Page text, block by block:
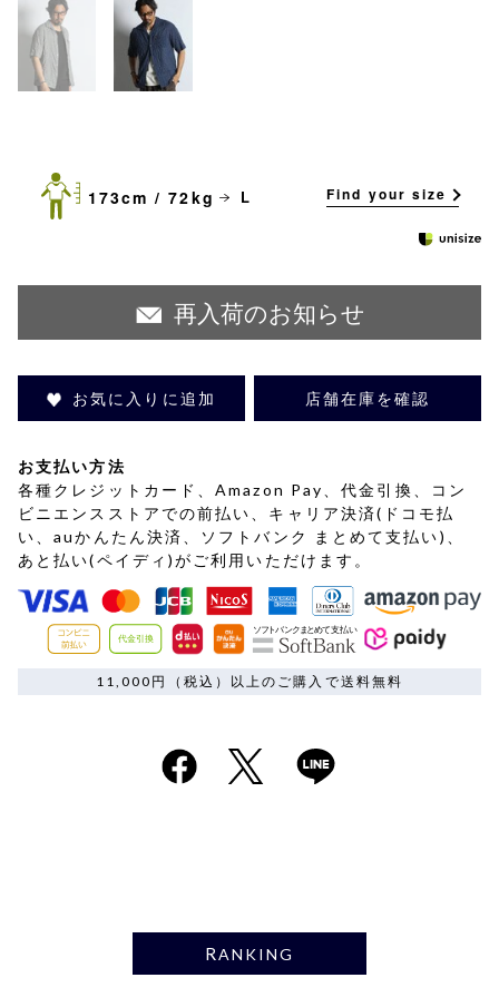
173cm / 72kg L Find your size
再入荷のお知らせ
お気に入りに追加 店舗在庫を確認
お支払い方法
各種クレジットカード、Amazon Pay、代金引換、コン
ビニエンスストアでの前払い、キャリア決済(ドコモ払
い、auかんたん決済、ソフトバンク まとめて支払い)、
あと払い(ペイディ)がご利用いただけます。
11,000円（税込）以上のご購入で送料無料
RANKING